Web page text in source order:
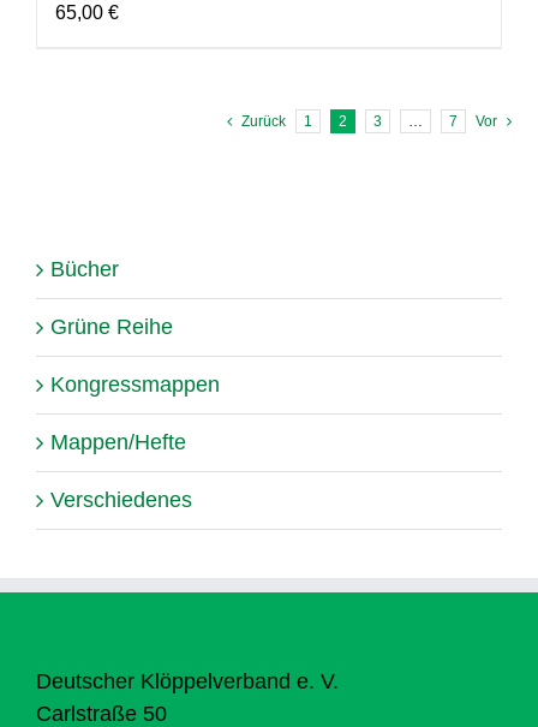
65,00 €
Zurück 1 2 3 7 Vor
Bücher
Grüne Reihe
Kongressmappen
Mappen/Hefte
Verschiedenes
Deutscher Klöppelverband e. V.
Carlstraße 50